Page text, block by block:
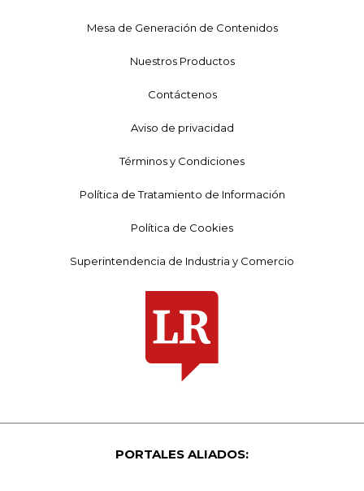
Mesa de Generación de Contenidos
Nuestros Productos
Contáctenos
Aviso de privacidad
Términos y Condiciones
Política de Tratamiento de Información
Política de Cookies
Superintendencia de Industria y Comercio
PORTALES ALIADOS: